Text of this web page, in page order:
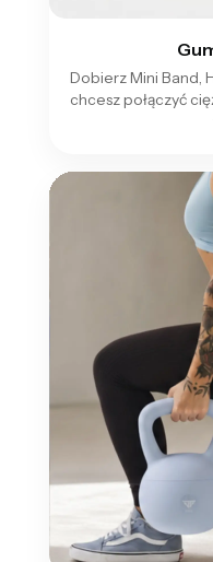
Dobierz Mini Band,
chcesz połączyć